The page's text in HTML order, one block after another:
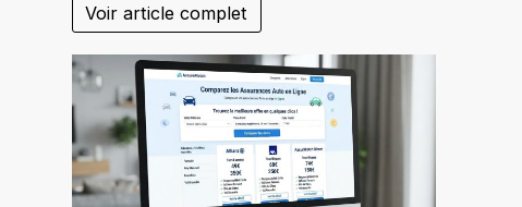
Voir article complet